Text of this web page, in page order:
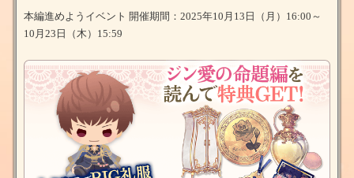
本編進めようイベント 開催期間：2025年10月13日（月）16:00～
10月23日（木）15:59